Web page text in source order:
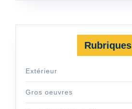
Rubriques
Extérieur
Gros oeuvres